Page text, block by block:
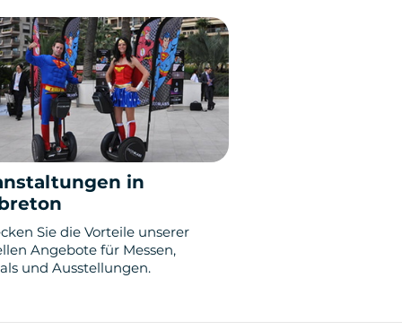
in
Sie die Vorteile unserer
Angebote für Messen,
und Ausstellungen.